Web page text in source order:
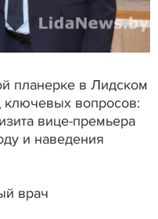
планерке в Лидском
ключевых вопросов:
вице-премьера
и наведения
врач